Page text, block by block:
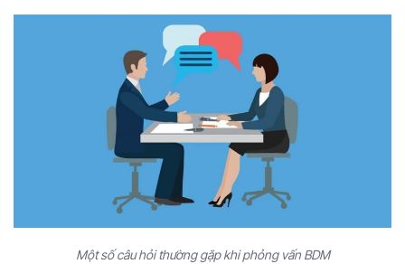
Một số câu hỏi thường gặp khi phỏng vấn BDM